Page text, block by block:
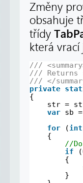
Změny
obsahuje
třídy
která
///
/// Returns
/// </
private
{
str =
var sb =
for
(int
{
//
if
{
}